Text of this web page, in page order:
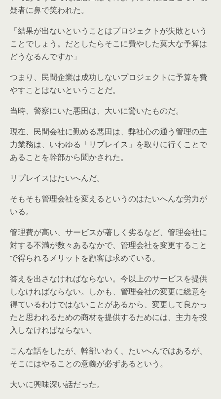
疑者に鼻で笑われた。
「結果が出ないということはプロジェクトが失敗という
ことでしょう。だとしたらそこに費やした莫大な予算は
どうなるんですか」
つまり、民間企業は成功しないプロジェクトに予算を費
やすことはないということだ。
当時、警察にいた悪田は、大いに驚いたものだ。
現在、民間会社に勤める悪田は、弊社心の通う管理の主
力業務は、いわゆる「リプレイス」を取りに行くことで
あることを幹部から聞かされた。
リプレイスはたいへんだ。
そもそも管理会社を変えるというのはたいへんな労力が
いる。
管理費が高い、サービスが著しく劣るなど、管理会社に
対する不満が数々あるなかで、管理会社を変更すること
で得られるメリットを顧客は求めている。
答えを出さなければならない。今以上のサービスを提供
しなければならない。しかも、管理会社の変更に総意を
得ているわけではないことがあるから、変更して良かっ
たと思われるための商材を提供するためには、主力を投
入しなければならない。
こんな話をしたが、幹部いわく、たいへんではあるが、
そこにはやることの意義が必ずあるという。
大いに興味深い話だった。